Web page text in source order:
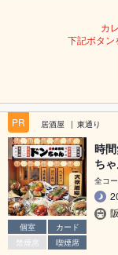
カ
下記ボタン
PR 居酒屋 東通り
個室
カード
禁煙席
喫煙席
時
ち
全コ